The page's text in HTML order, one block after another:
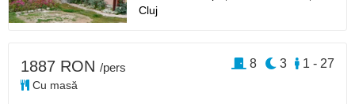
Cluj
1887 RON /pers
Cu masă
1 - 27
3
8